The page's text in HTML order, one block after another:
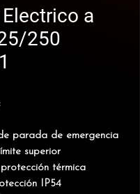
a
250
parada de emergencia
superior
protección térmica
IP54